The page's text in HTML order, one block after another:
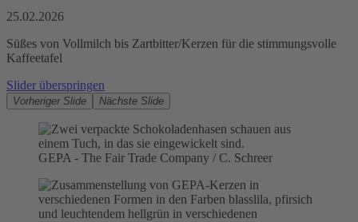
25.02.2026
Süßes von Vollmilch bis Zartbitter/Kerzen für die stimmungsvolle
Kaffeetafel
Slider überspringen
Vorheriger Slide Nächste Slide
GEPA - The Fair Trade Company / C. Schreer